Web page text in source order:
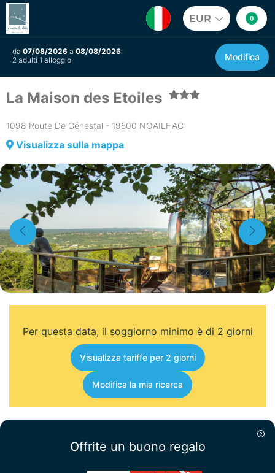
EUR 0
da 07/08/2026 a 08/08/2026
2 adulti 1 alloggio
Modifica
La Maison des Etoiles
1098 Route De Génestal - 19500 NOAILHAC
Visualizza sulla mappa
Per questa data, il soggiorno minimo è di 2 giorni
Visualizza tariffe per 2 giorni
Modifica la mia ricerca
Offrite un buono regalo